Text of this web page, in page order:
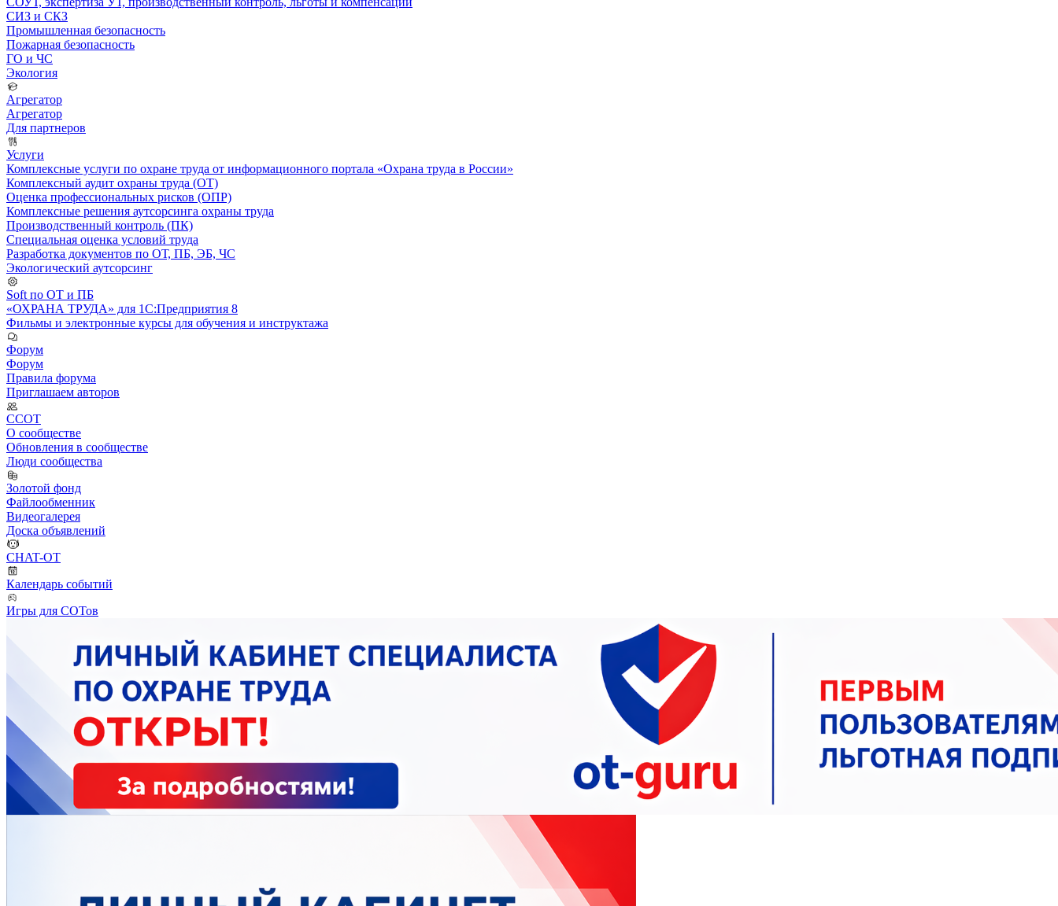
СИЗ и СКЗ
Промышленная безопасность
Пожарная безопасность
ГО и ЧС
Экология
Агрегатор
Агрегатор
Для партнеров
Услуги
Комплексные услуги по охране труда от информационного портала «Охрана труда в России»
Комплексный аудит охраны труда (ОТ)
Оценка профессиональных рисков (ОПР)
Комплексные решения аутсорсинга охраны труда
Производственный контроль (ПК)
Специальная оценка условий труда
Разработка документов по ОТ, ПБ, ЭБ, ЧС
Экологический аутсорсинг
Soft по ОТ и ПБ
«ОХРАНА ТРУДА» для 1С:Предприятия 8
Фильмы и электронные курсы для обучения и инструктажа
Форум
Форум
Правила форума
Приглашаем авторов
ССОТ
О сообществе
Обновления в сообществе
Люди сообщества
Золотой фонд
Файлообменник
Видеогалерея
Доска объявлений
CHAT-OT
Календарь событий
Игры для СОТов